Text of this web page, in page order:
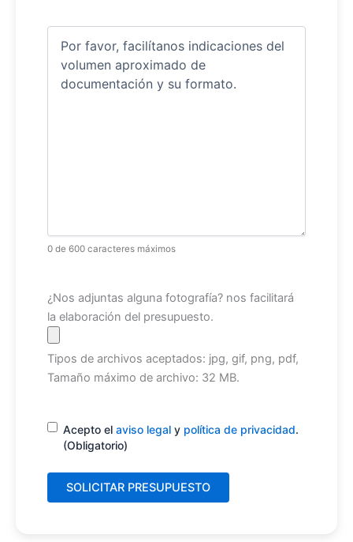
Comentarios
0 de 600 caracteres máximos
Archivo
¿Nos adjuntas alguna fotografía? nos facilitará
la elaboración del presupuesto.
Tipos de archivos aceptados: jpg, gif, png, pdf,
Tamaño máximo de archivo: 32 MB.
Consentimiento(Obligatorio)
Acepto el aviso legal y política de privacidad.
(Obligatorio)